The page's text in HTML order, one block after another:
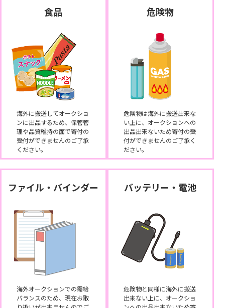
食品
海外に搬送してオークショ
ンに出品するため、保管管
理や品質維持の面で寄付の
受付ができませんのご了承
ください。
危険物
危険物は海外に搬送出来な
い上に、オークションへの
出品出来ないため寄付の受
付ができませんのご了承く
ださい。
ファイル・バインダー
海外オークションでの需給
バランスのため、現在お取
バッテリー・電池
危険物と同様に海外に搬送
出来ない上に、オークショ